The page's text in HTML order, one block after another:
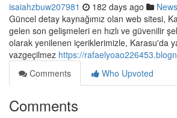
isaiahzbuw207981 182 days ago News
Güncel detay kaynağımız olan web sitesi,
gelen son gelişmeleri en hızlı ve güvenilir
olarak yenilenen içeriklerimizle, Karasu'da
vazgeçilmez https://
Comments
Who Upvoted
Comments